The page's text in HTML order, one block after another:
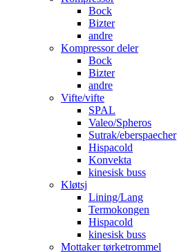
Bock
Bizter
andre
Kompressor deler
Bock
Bizter
andre
Vifte/vifte
SPAL
Valeo/Spheros
Sutrak/eberspaecher
Hispacold
Konvekta
kinesisk buss
Kløtsj
Lining/Lang
Termokongen
Hispacold
kinesisk buss
Mottaker tørketrommel